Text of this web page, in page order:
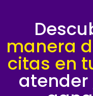
manera
citas en
atender